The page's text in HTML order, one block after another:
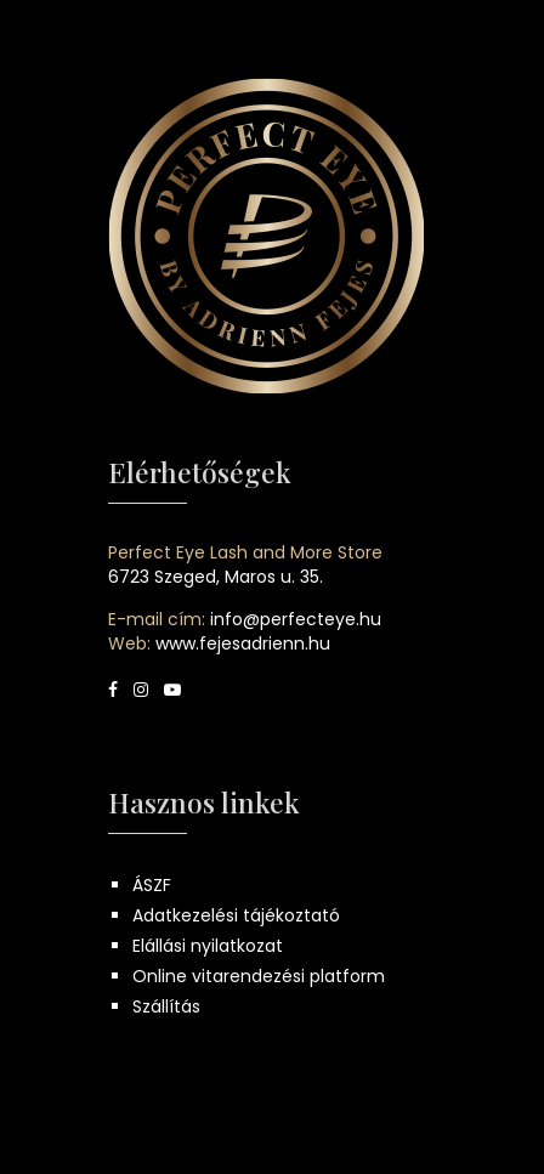
Elérhetőségek
Perfect Eye Lash and More Store
6723 Szeged, Maros u. 35.
E-mail cím: info@perfecteye.hu
Web: www.fejesadrienn.hu
Hasznos linkek
ÁSZF
Adatkezelési tájékoztató
Elállási nyilatkozat
Online vitarendezési platform
Szállítás